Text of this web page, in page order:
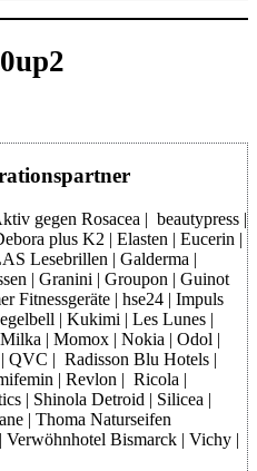
gegen Rosacea | beautypress |
plus K2 | Elasten | Eucerin |
Lesebrillen | Galderma |
| Granini | Groupon | Guinot
Fitnessgeräte | hse24 | Impuls
| Kukimi | Les Lunes |
| Momox | Nokia | Odol |
QVC | Radisson Blu Hotels |
| Revlon | Ricola |
| Shinola Detroid | Silicea |
| Thoma Naturseifen
Bismarck | Vichy |